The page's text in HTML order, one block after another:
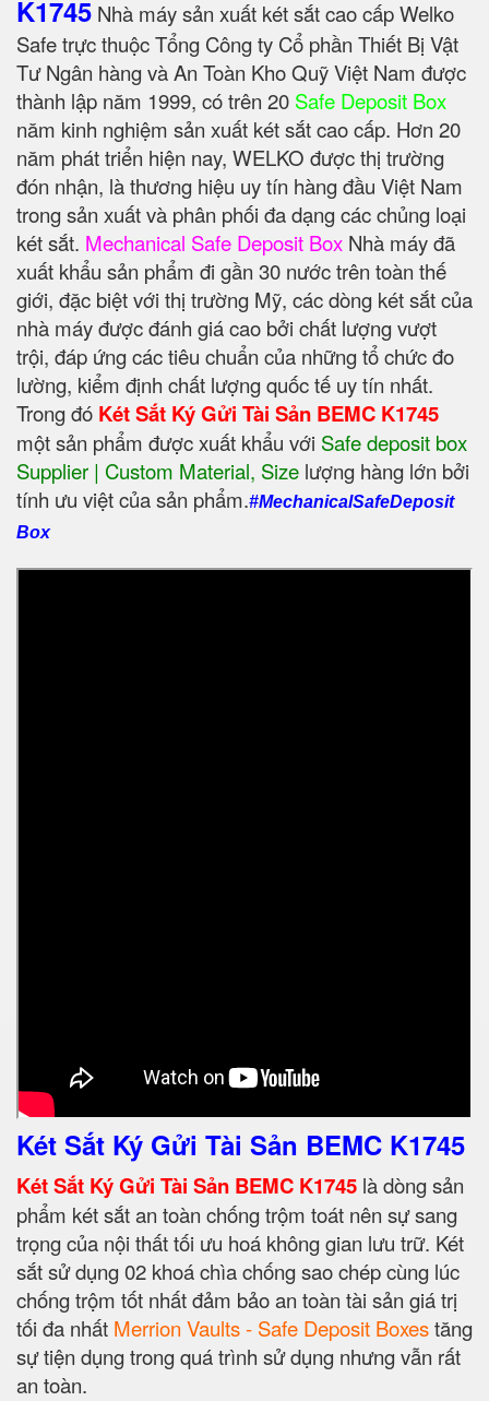
K1745 Nhà máy sản xuất két sắt cao cấp Welko
Safe trực thuộc Tổng Công ty Cổ phần Thiết Bị Vật
Tư Ngân hàng và An Toàn Kho Quỹ Việt Nam được
thành lập năm 1999, có trên 20 Safe Deposit Box
năm kinh nghiệm sản xuất két sắt cao cấp. Hơn 20
năm phát triển hiện nay, WELKO được thị trường
đón nhận, là thương hiệu uy tín hàng đầu Việt Nam
trong sản xuất và phân phối đa dạng các chủng loại
két sắt. Mechanical Safe Deposit Box Nhà máy đã
xuất khẩu sản phẩm đi gần 30 nước trên toàn thế
giới, đặc biệt với thị trường Mỹ, các dòng két sắt của
nhà máy được đánh giá cao bởi chất lượng vượt
trội, đáp ứng các tiêu chuẩn của những tổ chức đo
lường, kiểm định chất lượng quốc tế uy tín nhất.
Trong đó Két Sắt Ký Gửi Tài Sản BEMC K1745
một sản phẩm được xuất khẩu với Safe deposit box
Supplier | Custom Material, Size ‎ lượng hàng lớn bởi
tính ưu việt của sản phẩm.#MechanicalSafeDeposit
Box
Két Sắt Ký Gửi Tài Sản BEMC K1745
Két Sắt Ký Gửi Tài Sản BEMC K1745 là dòng sản
phẩm két sắt an toàn chống trộm toát nên sự sang
trọng của nội thất tối ưu hoá không gian lưu trữ. Két
sắt sử dụng 02 khoá chìa chống sao chép cùng lúc
chống trộm tốt nhất đảm bảo an toàn tài sản giá trị
tối đa nhất Merrion Vaults - Safe Deposit Boxestăng
sự tiện dụng trong quá trình sử dụng nhưng vẫn rất
an toàn.